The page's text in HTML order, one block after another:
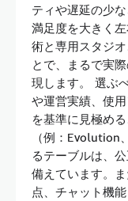
ティや遅延の少
満足度を大きく
術と専用スタジ
とで、まるで実
現します。 選ぶ
や運営実績、使
を基準に見極め
（例：Evolution
るテーブルは、
備えています。
点、チャット機